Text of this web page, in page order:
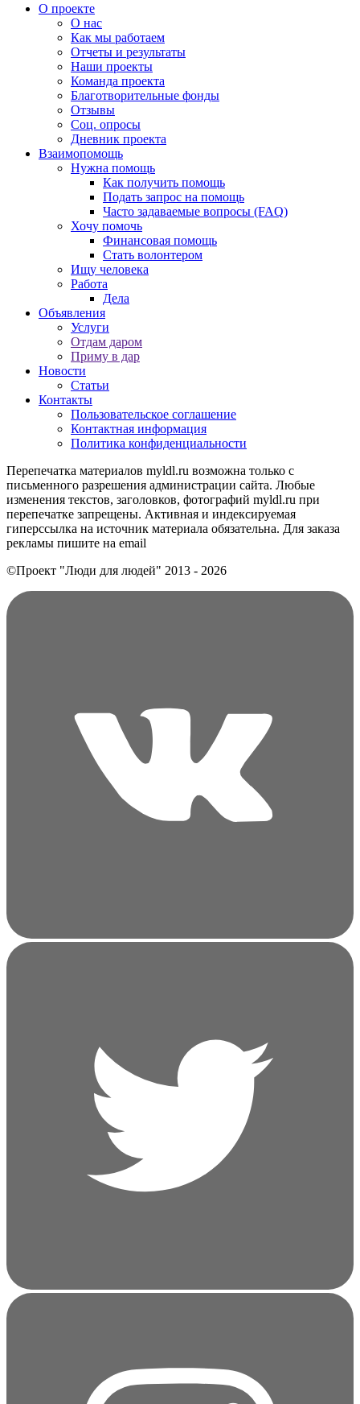
О проекте
О нас
Как мы работаем
Отчеты и результаты
Наши проекты
Команда проекта
Благотворительные фонды
Отзывы
Соц. опросы
Дневник проекта
Взаимопомощь
Нужна помощь
Как получить помощь
Подать запрос на помощь
Часто задаваемые вопросы (FAQ)
Хочу помочь
Финансовая помощь
Стать волонтером
Ищу человека
Работа
Дела
Объявления
Услуги
Отдам даром
Приму в дар
Новости
Статьи
Контакты
Пользовательское соглашение
Контактная информация
Политика конфиденциальности
Перепечатка материалов myldl.ru возможна только с
письменного разрешения администрации сайта. Любые
изменения текстов, заголовков, фотографий myldl.ru при
перепечатке запрещены. Активная и индексируемая
гиперссылка на источник материала обязательна. Для заказа
рекламы пишите на еmail
©Проект "Люди для людей" 2013 - 2026